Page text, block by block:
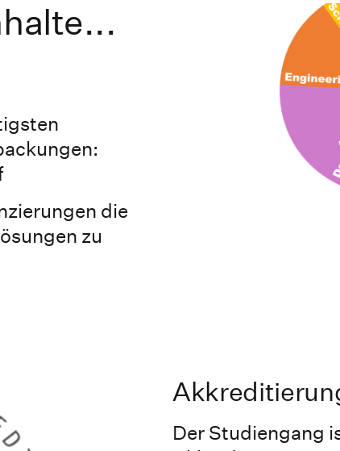
die
zu
Der Studiengang